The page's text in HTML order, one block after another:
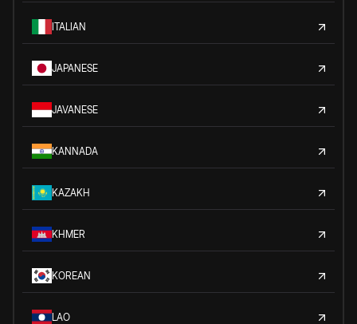
ITALIAN
JAPANESE
JAVANESE
KANNADA
KAZAKH
KHMER
KOREAN
LAO